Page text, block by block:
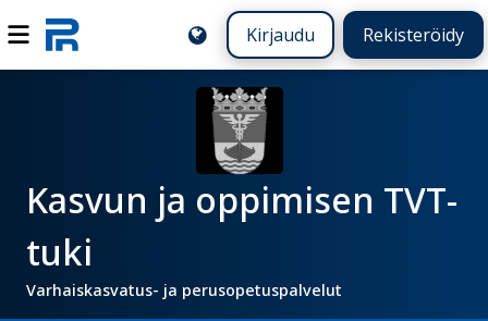
Kirjaudu Rekisteröidy
Kasvun ja oppimisen TVT-
tuki
Varhaiskasvatus- ja perusopetuspalvelut